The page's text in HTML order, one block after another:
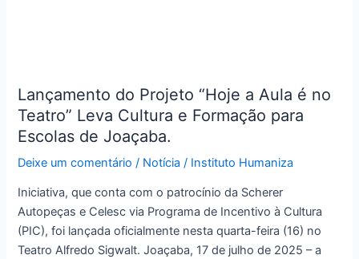
Lançamento do Projeto “Hoje a Aula é no
Teatro” Leva Cultura e Formação para
Escolas de Joaçaba.
Deixe um comentário / Notícia / Instituto Humaniza
Iniciativa, que conta com o patrocínio da Scherer
Autopeças e Celesc via Programa de Incentivo à Cultura
(PIC), foi lançada oficialmente nesta quarta-feira (16) no
Teatro Alfredo Sigwalt. Joaçaba, 17 de julho de 2025 – a
Projeto
“Hoje
a
é
no
Teatro”
Leva
Cultura